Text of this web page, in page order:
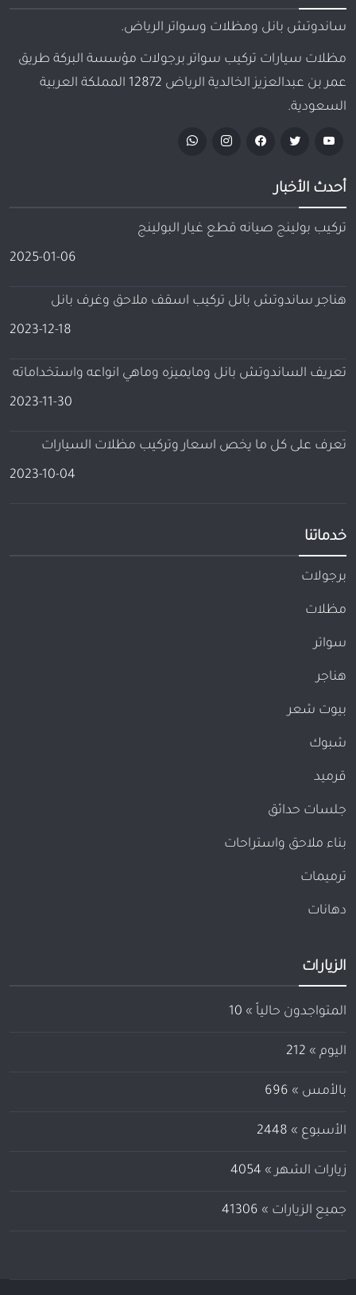
ساندوتش بانل ومظلات وسواتر الرياض.
مظلات سيارات تركيب سواتر برجولات مؤسسة البركة طريق
عمر بن عبدالعزيز الخالدية الرياض 12872 المملكة العربية
السعودية.
أحدث الأخبار
تركيب بولينج صيانه قطع غيار البولينج
2025-01-06
هناجر ساندوتش بانل تركيب اسقف ملاحق وغرف بانل
2023-12-18
تعريف الساندوتش بانل ومايميزه وماهي انواعه واستخداماته
2023-11-30
تعرف على كل ما يخص اسعار وتركيب مظلات السيارات
2023-10-04
خدماتنا
برجولات
مظلات
سواتر
هناجر
بيوت شعر
شبوك
قرميد
جلسات حدائق
بناء ملاحق واستراحات
ترميمات
دهانات
الزيارات
المتواجدون حالياً » 10
اليوم » 212
بالأمس » 696
الأسبوع » 2448
زيارات الشهر » 4054
جميع الزيارات » 41306